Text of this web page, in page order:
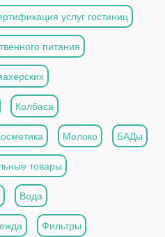
услуг гостиниц
питания
Колбаса
Молоко БАДы
товары
Вода
Фильтры